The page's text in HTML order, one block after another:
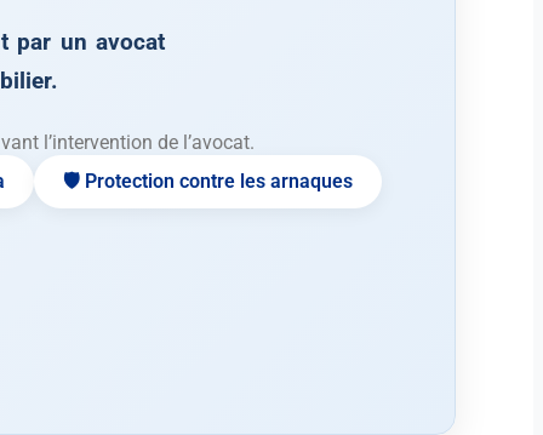
par un avocat
l’intervention de l’avocat.
🛡️ Protection contre les arnaques